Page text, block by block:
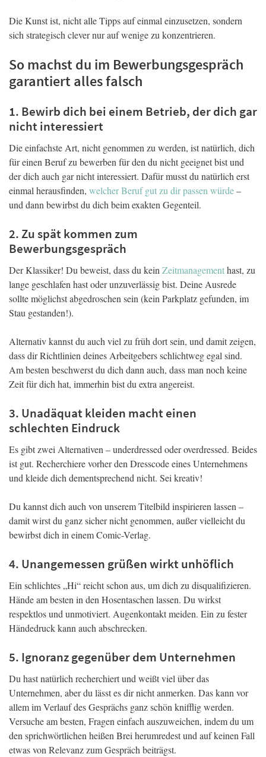
Die Kunst ist, nicht alle Tipps auf einmal einzusetzen, sondern
sich strategisch clever nur auf wenige zu konzentrieren.
So machst du im Bewerbungsgespräch
garantiert alles falsch
1. Bewirb dich bei einem Betrieb, der dich gar
nicht interessiert
Die einfachste Art, nicht genommen zu werden, ist natürlich, dich
für einen Beruf zu bewerben für den du nicht geeignet bist und
der dich auch gar nicht interessiert. Dafür musst du natürlich erst
einmal herausfinden, welcher Beruf gut zu dir passen würde–
und dann bewirbst du dich beim exakten Gegenteil.
2. Zu spät kommen zum
Bewerbungsgespräch
Der Klassiker! Du beweist, dass du kein Zeitmanagementhast, zu
lange geschlafen hast oder unzuverlässig bist. Deine Ausrede
sollte möglichst abgedroschen sein (kein Parkplatz gefunden, im
Stau gestanden!).
Alternativ kannst du auch viel zu früh dort sein, und damit zeigen,
dass dir Richtlinien deines Arbeitgebers schlichtweg egal sind.
Am besten beschwerst du dich dann auch, dass man noch keine
Zeit für dich hat, immerhin bist du extra angereist.
3. Unadäquat kleiden macht einen
schlechten Eindruck
Es gibt zwei Alternativen – underdressed oder overdressed. Beides
ist gut. Recherchiere vorher den Dresscode eines Unternehmens
und kleide dich dementsprechend nicht. Sei kreativ!
Du kannst dich auch von unserem Titelbild inspirieren lassen –
damit wirst du ganz sicher nicht genommen, außer vielleicht du
bewirbst dich in einem Comic-Verlag.
4. Unangemessen grüßen wirkt unhöflich
Ein schlichtes „Hi“ reicht schon aus, um dich zu disqualifizieren.
Hände am besten in den Hosentaschen lassen. Du wirkst
respektlos und unmotiviert. Augenkontakt meiden. Ein zu fester
Händedruck kann auch abschrecken.
5. Ignoranz gegenüber dem Unternehmen
Du hast natürlich recherchiert und weißt viel über das
Unternehmen, aber du lässt es dir nicht anmerken. Das kann vor
allem im Verlauf des Gesprächs ganz schön knifflig werden.
Versuche am besten, Fragen einfach auszuweichen, indem du um
den sprichwörtlichen heißen Brei herumredest und auf keinen Fall
etwas von Relevanz zum Gespräch beiträgst.